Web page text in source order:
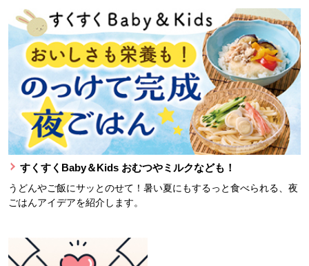
すくすくBaby＆Kids おむつやミルクなども！
うどんやご飯にサッとのせて！暑い夏にもするっと食べられる、夜
ごはんアイデアを紹介します。